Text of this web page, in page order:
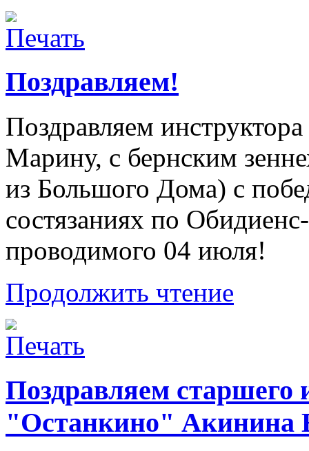
Поздравляем!
Поздравляем
Марину, с бернским
из Большого Дома) с
состязаниях по
проводимого 04 июля!
Продолжить чтение
Поздравляем
"Останкино" Акинина